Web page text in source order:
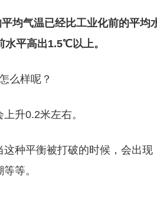
均气温已经比工业化前的平均
平高出1.5℃以上。
么样呢？
升0.2米左右。
种平衡被打破的时候，会出现
等。